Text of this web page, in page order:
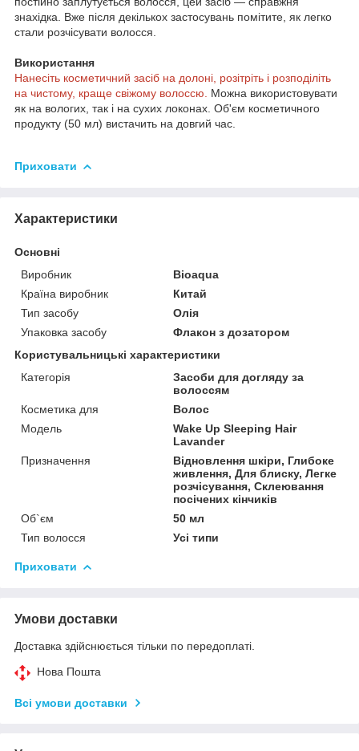
знахідка. Вже після декількох застосувань помітите, як легко
стали розчісувати волосся.
Використання
Нанесіть косметичний засіб на долоні, розітріть і розподіліть
на чистому, краще свіжому волоссю. Можна використовувати
як на вологих, так і на сухих локонах. Об'єм косметичного
продукту (50 мл) вистачить на довгий час.
Приховати
Характеристики
Основні
Виробник
Bioaqua
Країна виробник
Китай
Тип засобу
Олія
Упаковка засобу
Флакон з дозатором
Користувальницькі характеристики
Категорія
Засоби для догляду за
волоссям
Косметика для
Волос
Мoдель
Wake Up Sleeping Hair
Lavander
Призначення
Відновлення шкіри, Глибоке
живлення, Для блиску, Легке
розчісування, Склеювання
посічених кінчиків
Об`єм
50 мл
Тип волосся
Усі типи
Приховати
Умови доставки
Доставка здійснюється тільки по передоплаті.
Нова Пошта
Всі умови доставки